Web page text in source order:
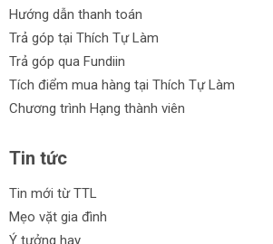
Hướng dẫn thanh toán
Trả góp tại Thích Tự Làm
Trả góp qua Fundiin
Tích điểm mua hàng tại Thích Tự Làm
Chương trình Hạng thành viên
Tin tức
Tin mới từ TTL
Mẹo vặt gia đình
Ý tưởng hay